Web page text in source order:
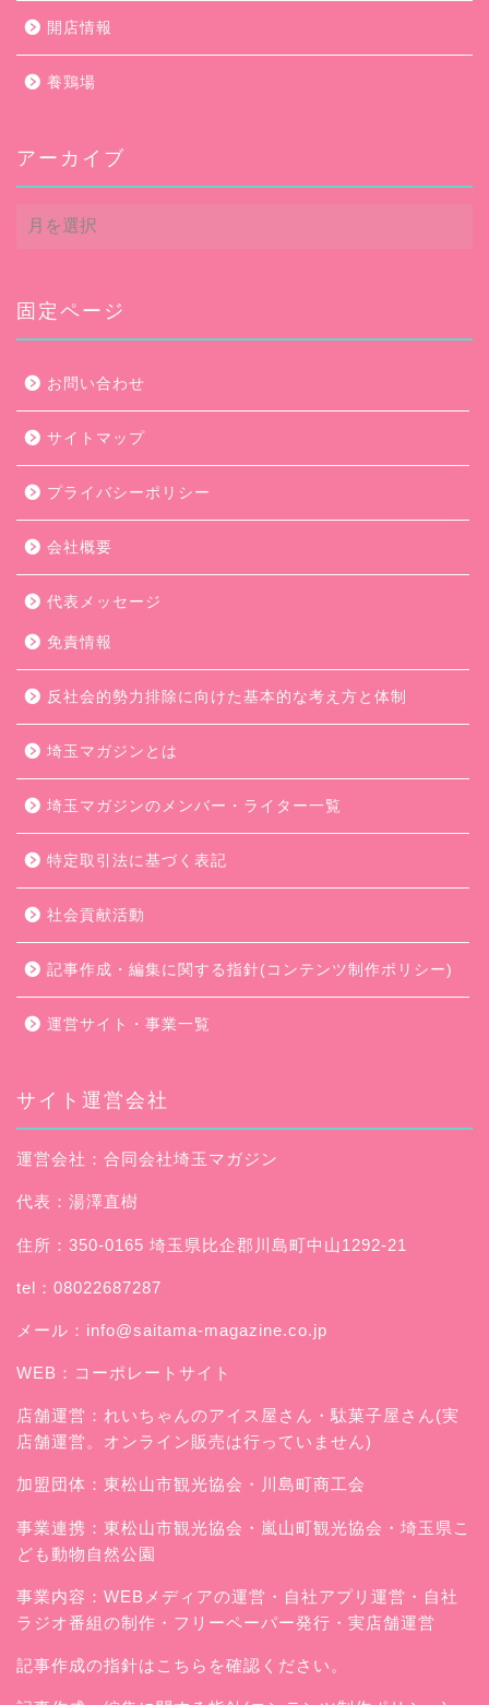
開店情報
養鶏場
アーカイブ
ア
ー
ブ
固定ページ
お問い合わせ
サイトマップ
プライバシーポリシー
会社概要
代表メッセージ
免責情報
反社会的勢力排除に向けた基本的な考え方と体制
埼玉マガジンとは
埼玉マガジンのメンバー・ライター一覧
特定取引法に基づく表記
社会貢献活動
記事作成・編集に関する指針(コンテンツ制作ポリシー)
運営サイト・事業一覧
サイト運営会社
運営会社：合同会社埼玉マガジン
代表：湯澤直樹
住所：350-0165 埼玉県比企郡川島町中山1292-21
tel：08022687287
メール： info@saitama-magazine.co.jp
WEB： コーポレートサイト
店舗運営： れいちゃんのアイス屋さん ・駄菓子屋さん(実
店舗運営。オンライン販売は行っていません)
加盟団体：東松山市観光協会・川島町商工会
事業連携：東松山市観光協会・嵐山町観光協会・埼玉県こ
ども動物自然公園
事業内容：WEBメディアの運営・自社アプリ運営・自社
ラジオ番組の制作・フリーペーパー発行・実店舗運営
記事作成の指針はこちらを確認ください。